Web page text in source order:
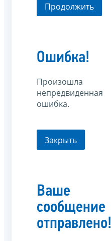
Продолжить
Ошибка!
Произошла
непредвиденная
ошибка.
Закрыть
Ваше
сообщение
отправлено!